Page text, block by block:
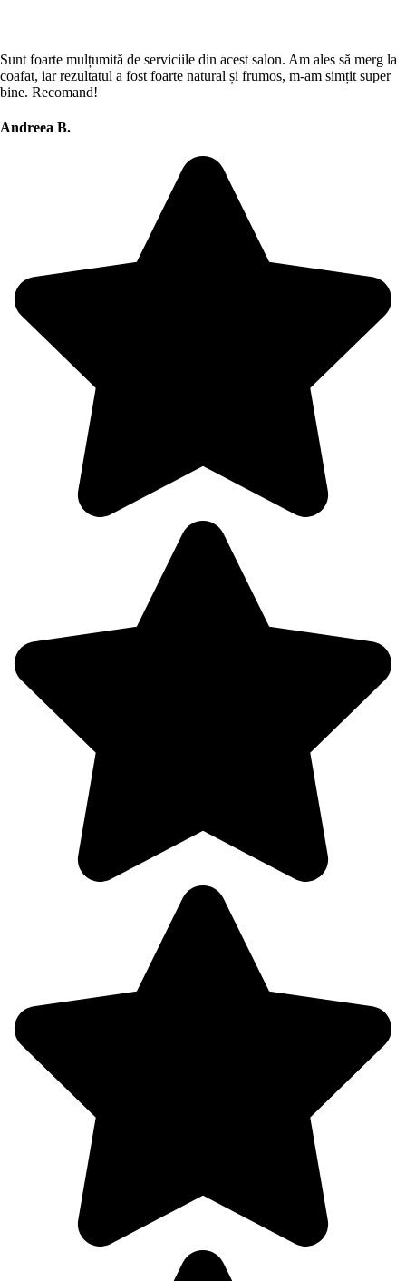
Sunt foarte mulțumită de serviciile din acest salon. Am ales să merg la
coafat, iar rezultatul a fost foarte natural și frumos, m-am simțit super
bine. Recomand!
Andreea B.